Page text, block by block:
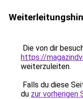
Die von dir
https://
weiterzuleiten.
Falls du diese
du zur vorherigen